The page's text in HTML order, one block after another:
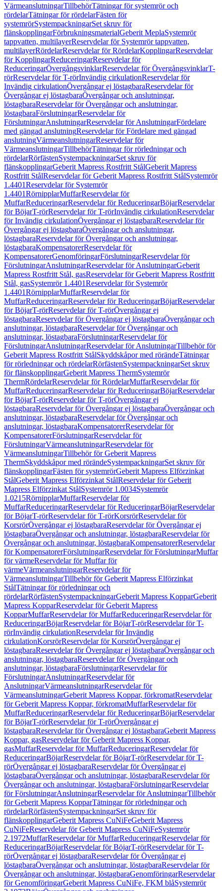
VärmeanslutningarTillbehörTätningar för systemrör och
rördelarTätningar för rördelarFästen för
systemrörSystempackningarSet skruv för
flänskopplingarFörbrukningsmaterialGeberit MeplaSystemrör
tappvatten, multilayerReservdelar för Systemrör tappvatten,
multilayerRördelarReservdelar för RördelarKopplingarReservdelar
för KopplingarReduceringarReservdelar för
ReduceringarÖvergångsvinklarReservdelar för ÖvergångsvinklarT-
rörReservdelar för T-rörInvändig cirkulationReservdelar för
Invändig cirkulationÖvergångar ej löstagbaraReservdelar för
Övergångar ej löstagbaraÖvergångar och anslutningar,
löstagbaraReservdelar för Övergångar och anslutningar,
löstagbaraFörslutningarReservdelar för
FörslutningarAnslutningarReservdelar för AnslutningarFördelare
med gängad anslutningReservdelar för Fördelare med gängad
anslutningVärmeanslutningarReservdelar för
VärmeanslutningarTillbehörTätningar för rörledningar och
rördelarRörfästenSystempackningarSet skruv för
flänskopplingarGeberit Mapress Rostfritt StålGeberit Mapress
Rostfritt StålReservdelar för Geberit Mapress Rostfritt StålSystemrör
1.4401Reservdelar för Systemrör
1.4401RörnipplarMuffarReservdelar för
MuffarReduceringarReservdelar för ReduceringarBöjarReservdelar
för BöjarT-rörReservdelar för T-rörInvändig cirkulationReservdelar
för Invändig cirkulationÖvergångar ej löstagbaraReservdelar för
Övergångar ej löstagbaraÖvergångar och anslutningar,
löstagbaraReservdelar för Övergångar och anslutningar,
löstagbaraKompensatorerReservdelar för
KompensatorerGenomföringarFörslutningarReservdelar för
FörslutningarAnslutningarReservdelar för AnslutningarGeberit
Mapress Rostfritt Stål, gasReservdelar för Geberit Mapress Rostfritt
Stål, gasSystemrör 1.4401Reservdelar för Systemrör
1.4401RörnipplarMuffarReservdelar för
MuffarReduceringarReservdelar för ReduceringarBöjarReservdelar
för BöjarT-rörReservdelar för T-rörÖvergångar ej
löstagbaraReservdelar för Övergångar ej löstagbaraÖvergångar och
anslutningar, löstagbaraReservdelar för Övergångar och
anslutningar, löstagbaraFörslutningarReservdelar för
FörslutningarAnslutningarReservdelar för AnslutningarTillbehör för
Geberit Mapress Rostfritt StålSkyddskåpor med rörändeTätningar
för rörledningar och rördelarRörfästenSystempackningarSet skruv
för flänskopplingarGeberit Mapress ThermSystemrör
ThermRördelarReservdelar för RördelarMuffarReservdelar för
MuffarReduceringarReservdelar för ReduceringarBöjarReservdelar
för BöjarT-rörReservdelar för T-rörÖvergångar ej
löstagbaraReservdelar för Övergångar ej löstagbaraÖvergångar och
anslutningar, löstagbaraReservdelar för Övergångar och
anslutningar, löstagbaraKompensatorerReservdelar för
KompensatorerFörslutningarReservdelar för
FörslutningarVärmeanslutningarReservdelar för
VärmeanslutningarTillbehör för Geberit Mapress
ThermSkyddskåpor med rörändeSystempackningarSet skruv för
flänskopplingarFästen för systemrörGeberit Mapress Elförzinkat
StålGeberit Mapress Elförzinkat StålReservdelar för Geberit
Mapress Elförzinkat StålSystemrör 1.0034Systemrör
1.0215RörnipplarMuffarReservdelar för
MuffarReduceringarReservdelar för ReduceringarBöjarReservdelar
för BöjarT-rörReservdelar för T-rörKorsrörReservdelar för
KorsrörÖvergångar ej löstagbaraReservdelar för Övergångar ej
löstagbaraÖvergångar och anslutningar, löstagbaraReservdelar för
Övergångar och anslutningar, löstagbaraKompensatorerReservdelar
för KompensatorerFörslutningarReservdelar för FörslutningarMuffar
för värmeReservdelar för Muffar för
värmeVärmeanslutningarReservdelar för
VärmeanslutningarTillbehör för Geberit Mapress Elförzinkat
StålTätningar för rörledningar och
rördelarRörfästenSystempackningarGeberit Mapress KopparGeberit
Mapress KopparReservdelar för Geberit Mapress
KopparMuffarReservdelar för MuffarReduceringarReservdelar för
ReduceringarBöjarReservdelar för BöjarT-rörReservdelar för T-
rörInvändig cirkulationReservdelar för Invändig
cirkulationKorsrörReservdelar för KorsrörÖvergångar ej
löstagbaraReservdelar för Övergångar ej löstagbaraÖvergångar och
anslutningar, löstagbaraReservdelar för Övergångar och
anslutningar, löstagbaraFörslutningarReservdelar för
FörslutningarAnslutningarReservdelar för
AnslutningarVärmeanslutningarReservdelar för
VärmeanslutningarGeberit Mapress Koppar, förkromatReservdelar
för Geberit Mapress Koppar, förkromatMuffarReservdelar för
MuffarReduceringarReservdelar för ReduceringarBöjarReservdelar
för BöjarT-rörReservdelar för T-rörÖvergångar ej
löstagbaraReservdelar för Övergångar ej löstagbaraGeberit Mapress
Koppar, gasReservdelar för Geberit Mapress Koppar,
gasMuffarReservdelar för MuffarReduceringarReservdelar för
ReduceringarBöjarReservdelar för BöjarT-rörReservdelar för T-
rörÖvergångar ej löstagbaraReservdelar för Övergångar ej
löstagbaraÖvergångar och anslutningar, löstagbaraReservdelar för
Övergångar och anslutningar, löstagbaraFörslutningarReservdelar
för FörslutningarAnslutningarReservdelar för AnslutningarTillbehör
för Geberit Mapress KopparTätningar för rörledningar och
rördelarRörfästenSystempackningarSet skruv för
flänskopplingarGeberit Mapress CuNiFeGeberit Mapress
CuNiFeReservdelar för Geberit Mapress CuNiFeSystemrör
2.1972MuffarReservdelar för MuffarReduceringarReservdelar för
ReduceringarBöjarReservdelar för BöjarT-rörReservdelar för T-
rörÖvergångar ej löstagbaraReservdelar för Övergångar ej
löstagbaraÖvergångar och anslutningar, löstagbaraReservdelar för
Övergångar och anslutningar, löstagbaraGenomföringarReservdelar
för GenomföringarGeberit Mapress CuNiFe, FKM blåSystemrör